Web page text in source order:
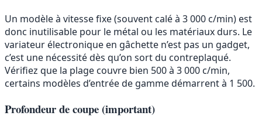
Un modèle à vitesse fixe (souvent calé à 3 000 c/min) est
donc inutilisable pour le métal ou les matériaux durs. Le
variateur électronique en gâchette n’est pas un gadget,
c’est une nécessité dès qu’on sort du contreplaqué.
Vérifiez que la plage couvre bien 500 à 3 000 c/min,
certains modèles d’entrée de gamme démarrent à 1 500.
Profondeur de coupe (important)